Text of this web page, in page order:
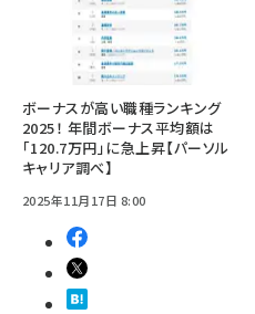
ボーナスが高い職種ランキング
2025！ 年間ボーナス平均額は
「120.7万円」に急上昇【パーソル
キャリア調べ】
2025年11月17日 8:00